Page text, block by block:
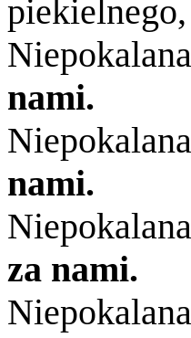
piekielnego,
nami.
nami.
za nami.